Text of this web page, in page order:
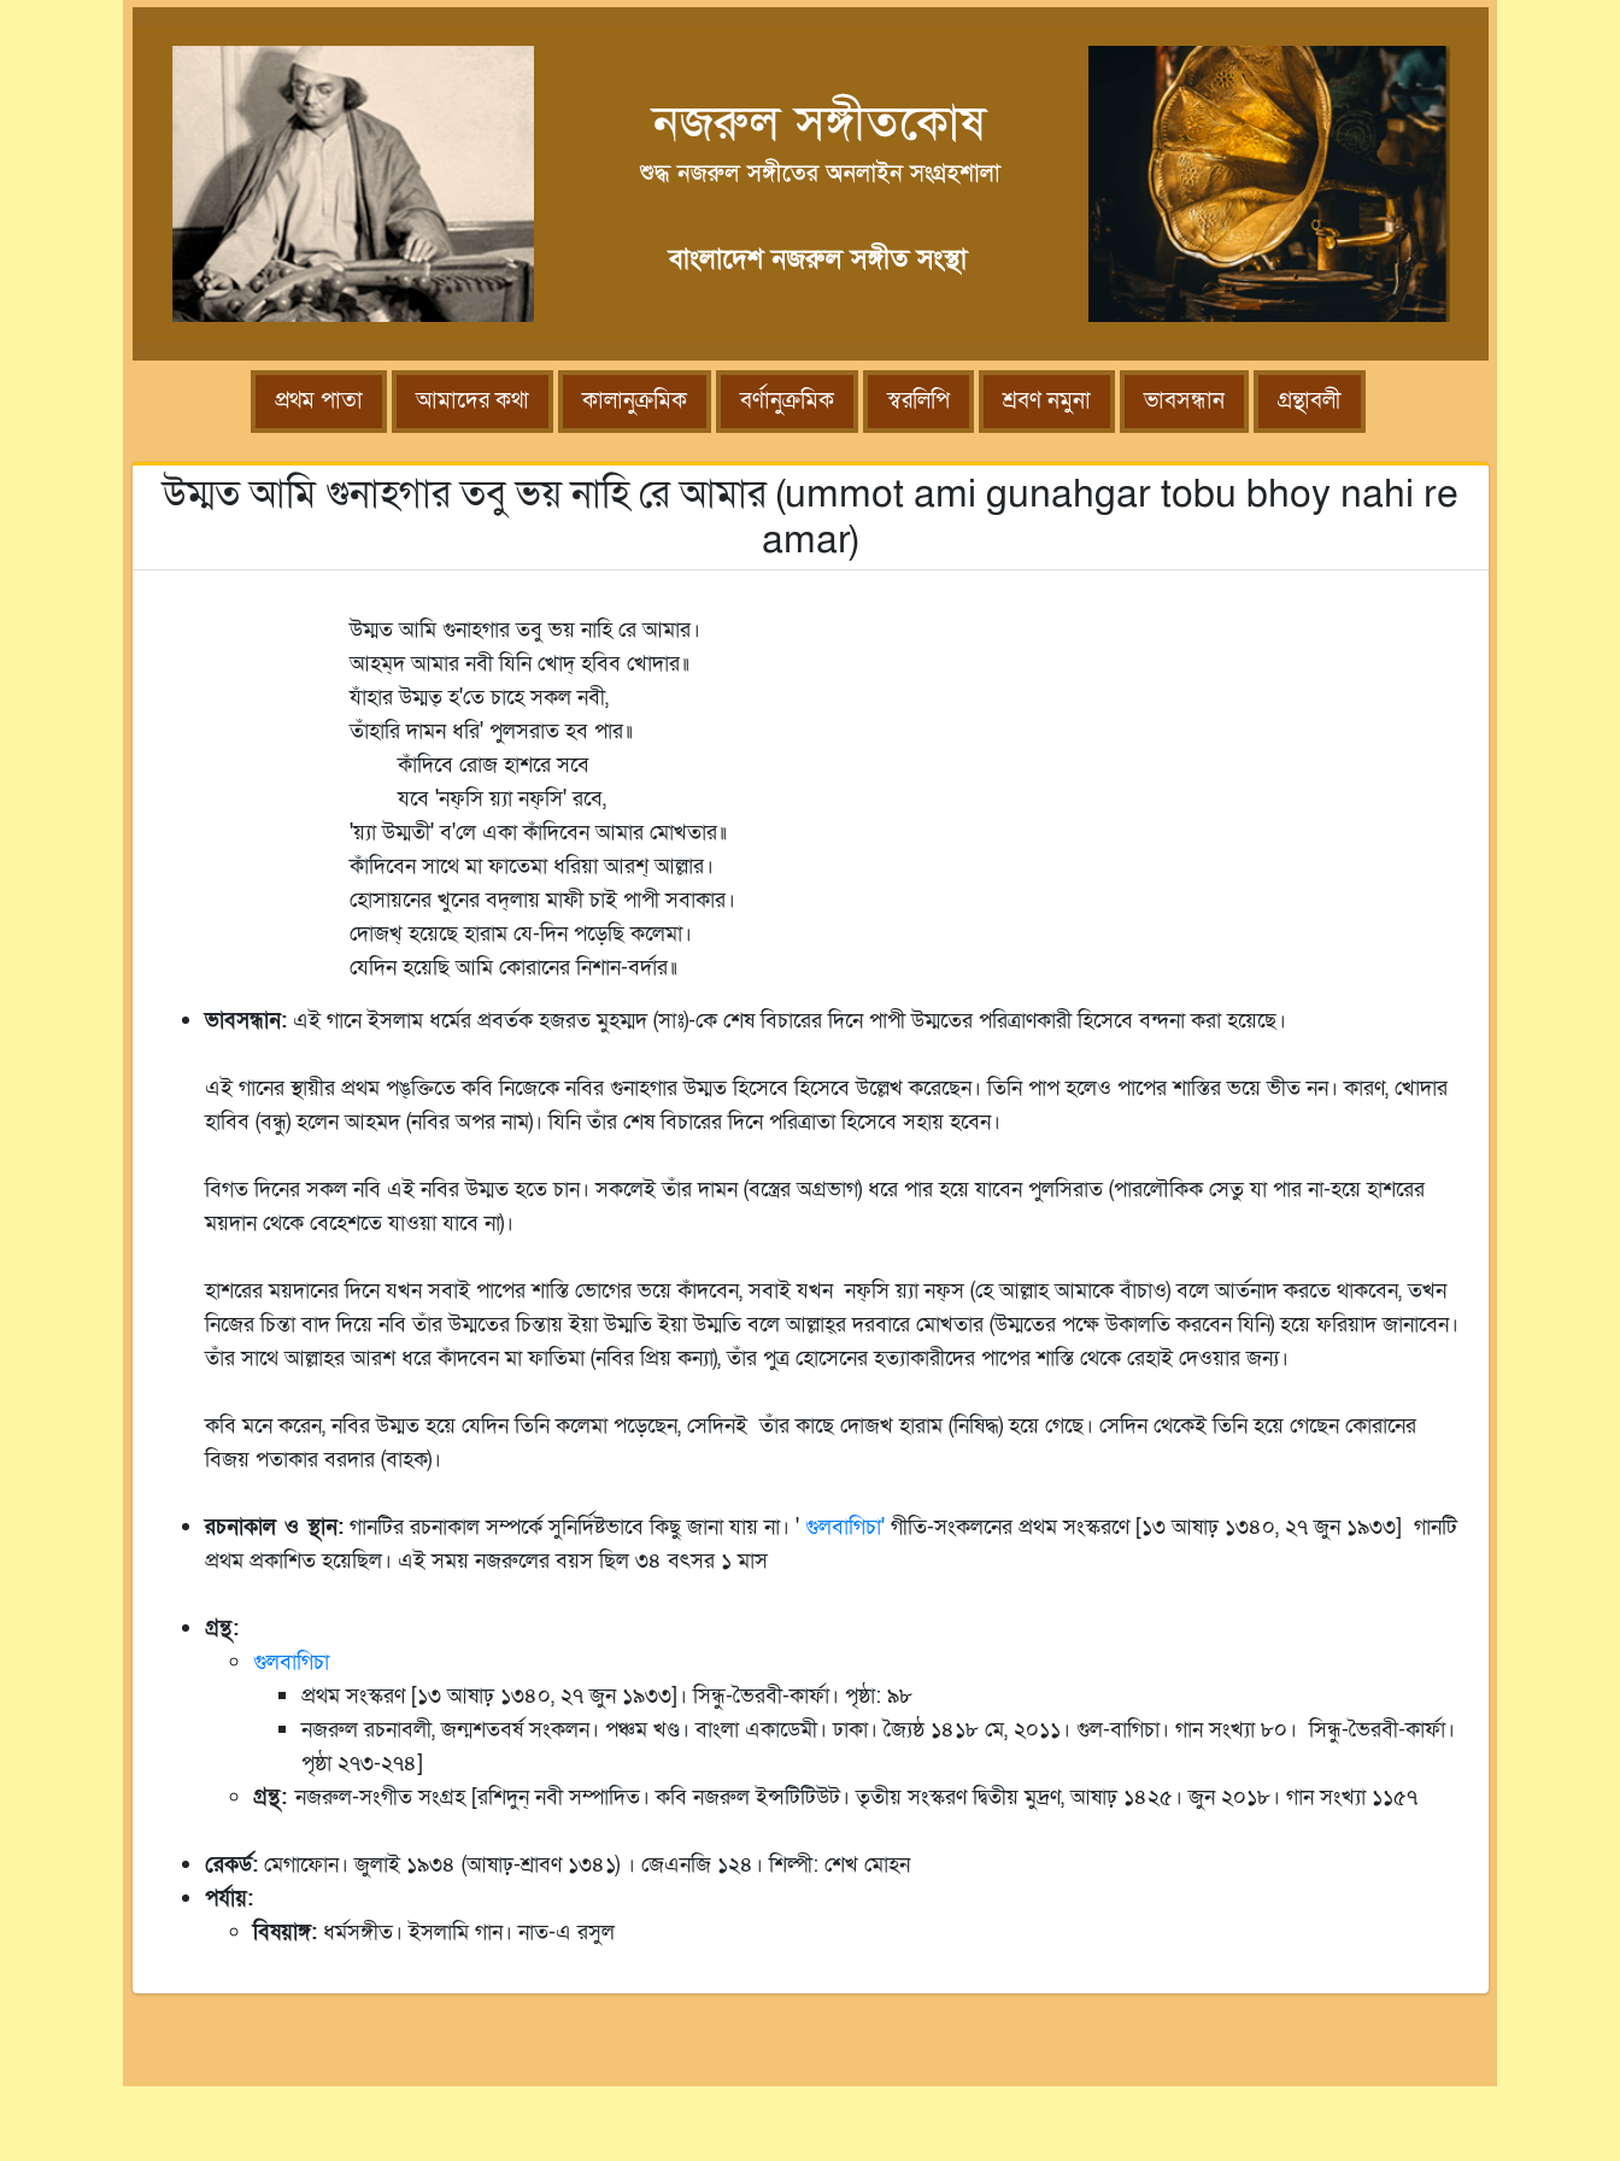
প্রথম পাতা আমাদের কথা কালানুক্রমিক বর্ণানুক্রমিক স্বরলিপি শ্রবণ নমুনা ভাবসন্ধান গ্রন্থাবলী
উম্মত আমি গুনাহগার তবু ভয় নাহি রে আমার (ummot ami gunahgar tobu bhoy nahi re
amar)
উম্মত আমি গুনাহগার তবু ভয় নাহি রে আমার।
আহম্‌দ আমার নবী যিনি খোদ্ হবিব খোদার॥
যাঁহার উম্মত্ হ'তে চাহে সকল নবী,
তাঁহারি দামন ধরি' পুলসরাত হব পার॥
কাঁদিবে রোজ হাশরে সবে
যবে 'নফ্‌সি য়্যা নফ্‌সি' রবে,
'য়্যা উম্মতী' ব'লে একা কাঁদিবেন আমার মোখতার॥
কাঁদিবেন সাথে মা ফাতেমা ধরিয়া আরশ্ আল্লার।
হোসায়নের খুনের বদ্‌লায় মাফী চাই পাপী সবাকার।
দোজখ্ হয়েছে হারাম যে-দিন পড়েছি কলেমা।
যেদিন হয়েছি আমি কোরানের নিশান-বর্দার॥
ভাবসন্ধান:এই গানে ইসলাম ধর্মের প্রবর্তক হজরত মুহম্মদ (সাঃ)-কে শেষ বিচারের দিনে পাপী উম্মতের পরিত্রাণকারী হিসেবে বন্দনা করা হয়েছে।
এই গানের স্থায়ীর প্রথম পঙ্‌ক্তিতে কবি নিজেকে নবির গুনাহগার উম্মত হিসেবে হিসেবে উল্লেখ করেছেন। তিনি পাপ হলেও পাপের শাস্তির ভয়ে ভীত নন। কারণ, খোদার
হাবিব (বন্ধু) হলেন আহমদ (নবির অপর নাম)। যিনি তাঁর শেষ বিচারের দিনে পরিত্রাতা হিসেবে সহায় হবেন।
বিগত দিনের সকল নবি এই নবির উম্মত হতে চান। সকলেই তাঁর দামন (বস্ত্রের অগ্রভাগ) ধরে পার হয়ে যাবেন পুলসিরাত (পারলৌকিক সেতু যা পার না-হয়ে হাশরের
ময়দান থেকে বেহেশতে যাওয়া যাবে না)।
হাশরের ময়দানের দিনে যখন সবাই পাপের শাস্তি ভোগের ভয়ে কাঁদবেন, সবাই যখন নফ্‌সি য়্যা নফ্‌স (হে আল্লাহ আমাকে বাঁচাও) বলে আর্তনাদ করতে থাকবেন, তখন
নিজের চিন্তা বাদ দিয়ে নবি তাঁর উম্মতের চিন্তায় ইয়া উম্মতি ইয়া উম্মতি বলে আল্লাহ্‌র দরবারে মোখতার (উম্মতের পক্ষে উকালতি করবেন যিনি) হয়ে ফরিয়াদ জানাবেন।
তাঁর সাথে আল্লাহর আরশ ধরে কাঁদবেন মা ফাতিমা (নবির প্রিয় কন্যা), তাঁর পুত্র হোসেনের হত্যাকারীদের পাপের শাস্তি থেকে রেহাই দেওয়ার জন্য।
কবি মনে করেন, নবির উম্মত হয়ে যেদিন তিনি কলেমা পড়েছেন, সেদিনই তাঁর কাছে দোজখ হারাম (নিষিদ্ধ) হয়ে গেছে। সেদিন থেকেই তিনি হয়ে গেছেন কোরানের
বিজয় পতাকার বরদার (বাহক)।
রচনাকাল ও স্থান:গানটির রচনাকাল সম্পর্কে সুনির্দিষ্টভাবে কিছু জানা যায় না। ' গুলবাগিচা' গীতি-সংকলনের প্রথম সংস্করণে [১৩ আষাঢ় ১৩৪০, ২৭ জুন ১৯৩৩] গানটি
প্রথম প্রকাশিত হয়েছিল। এই সময় নজরুলের বয়স ছিল ৩৪ বৎসর ১ মাস
গ্রন্থ:
গুলবাগিচা
প্রথম সংস্করণ [১৩ আষাঢ় ১৩৪০, ২৭ জুন ১৯৩৩]। সিন্ধু-ভৈরবী-কার্ফা। পৃষ্ঠা: ৯৮
নজরুল রচনাবলী, জন্মশতবর্ষ সংকলন। পঞ্চম খণ্ড। বাংলা একাডেমী। ঢাকা। জ্যৈষ্ঠ ১৪১৮ মে, ২০১১। গুল-বাগিচা। গান সংখ্যা ৮০। সিন্ধু-ভৈরবী-কার্ফা।
পৃষ্ঠা ২৭৩-২৭৪]
গ্রন্থ:নজরুল-সংগীত সংগ্রহ [রশিদুন্‌ নবী সম্পাদিত। কবি নজরুল ইন্সটিটিউট। তৃতীয় সংস্করণ দ্বিতীয় মুদ্রণ, আষাঢ় ১৪২৫। জুন ২০১৮। গান সংখ্যা ১১৫৭
রেকর্ড:মেগাফোন। জুলাই ১৯৩৪ (আষাঢ়-শ্রাবণ ১৩৪১) । জেএনজি ১২৪। শিল্পী: শেখ মোহন
পর্যায়:
বিষয়াঙ্গ:ধর্মসঙ্গীত। ইসলামি গান। নাত-এ রসুল